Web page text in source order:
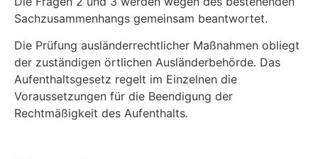
Sachzusammenhangs gemeinsam be­antwortet.
Die Prüfung ausländerrechtlicher Maßnahmen obliegt
der zuständigen örtlichen Ausländerbe­hörde. Das
Aufenthaltsgesetz regelt im Einzelnen die
Voraussetzungen für die Beendigung der
Rechtmäßigkeit des Aufenthalts.